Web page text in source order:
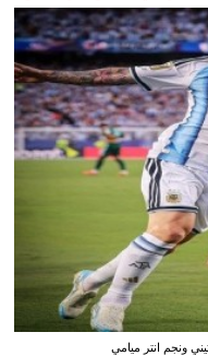
ونجم انتر ميامي